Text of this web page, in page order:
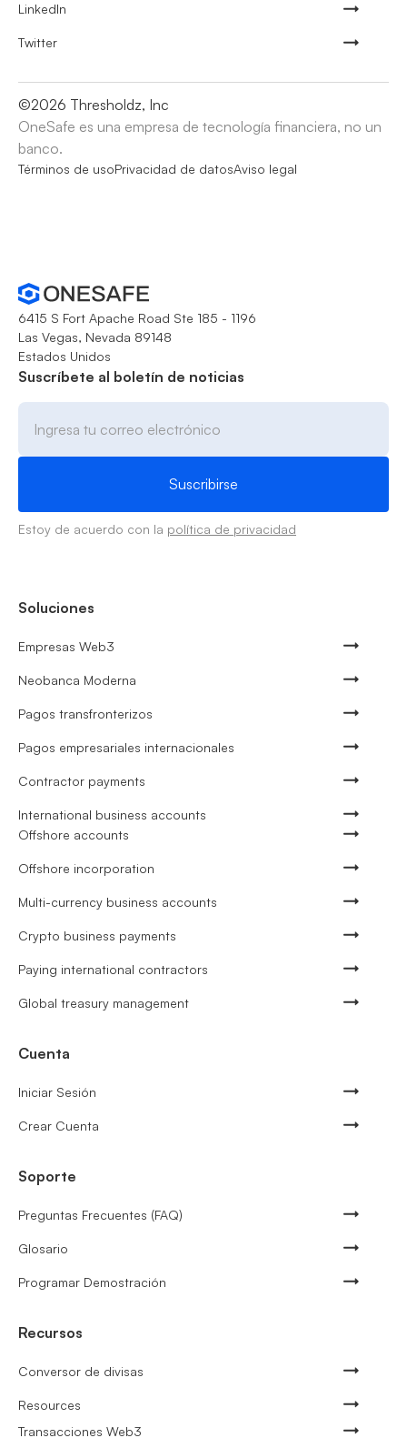
LinkedIn
Twitter
©2026 Thresholdz, Inc
OneSafe es una empresa de tecnología financiera, no un
banco.
Términos de usoPrivacidad de datosAviso legal
6415 S Fort Apache Road Ste 185 - 1196
Las Vegas, Nevada 89148
Estados Unidos
Suscríbete al boletín de noticias
Estoy de acuerdo con la política de privacidad
Soluciones
Empresas Web3
Neobanca Moderna
Pagos transfronterizos
Pagos empresariales internacionales
Contractor payments
International business accounts
Offshore accounts
Offshore incorporation
Multi-currency business accounts
Crypto business payments
Paying international contractors
Global treasury management
Cuenta
Iniciar Sesión
Crear Cuenta
Soporte
Preguntas Frecuentes (FAQ)
Glosario
Programar Demostración
Recursos
Conversor de divisas
Resources
Transacciones Web3